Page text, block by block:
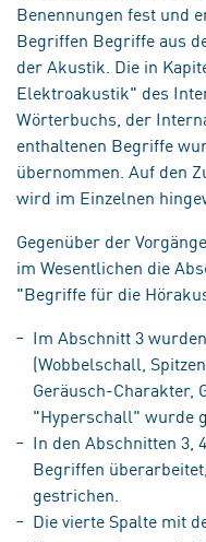
Benennungen fest und
Begriffen Begriffe aus
der Akustik. Die in
Elektroakustik" des
Wörterbuchs, der
enthaltenen Begriffe
übernommen. Auf den
wird im Einzelnen
Gegenüber der
im Wesentlichen die
"Begriffe für die
Im Abschnitt 3
(Wobbelschall,
Geräusch-Charakter,
"Hyperschall" wurde
In den Abschnitten 3,
Begriffen
gestrichen.
Die vierte Spalte mit